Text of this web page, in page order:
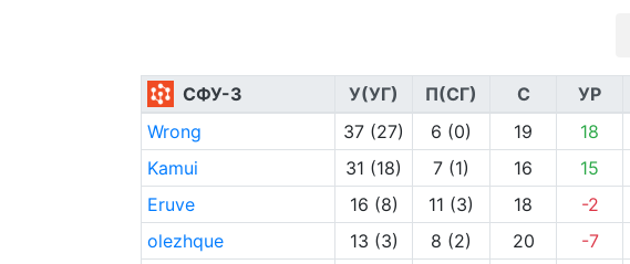
СФУ-3 У(УГ) П(СГ) С УР
Wrong
37 (27) 6 (0) 19 18
Kamui
31 (18) 7 (1) 16 15
Eruve
16 (8) 11 (3) 18 -2
olezhque
13 (3) 8 (2) 20 -7